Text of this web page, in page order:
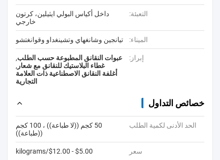
التعبئة:
داخل أكياس البولي ايثيلين، كرتون
خارجي
الميناء: تيانجين وشانغهاي وتشينغداو وقوانغتشو
إبراز: عبوات النقانق المطبوعة حسب الطلب,
غطاء البلاستيك للنقانق مع شعار ,
أغلفة النقانق الاصطناعية ذات العلامة
التجارية
خصائص التداول
الحد الأدنى لكمية الطلب
50 كجم ((لا طباعة)) ، 100 كجم
((طباعة))
سعر $5.00 - $12.00/kilograms